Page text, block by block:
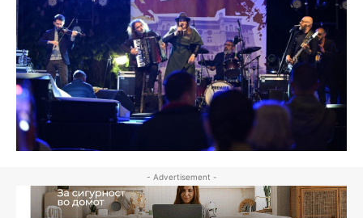
- Advertisement -